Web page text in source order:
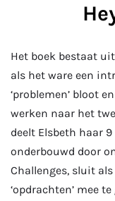
Het boek bestaat
als het ware een
‘problemen’ bloot
werken naar het
deelt Elsbeth haar
onderbouwd door
Challenges, sluit
‘opdrachten’ mee